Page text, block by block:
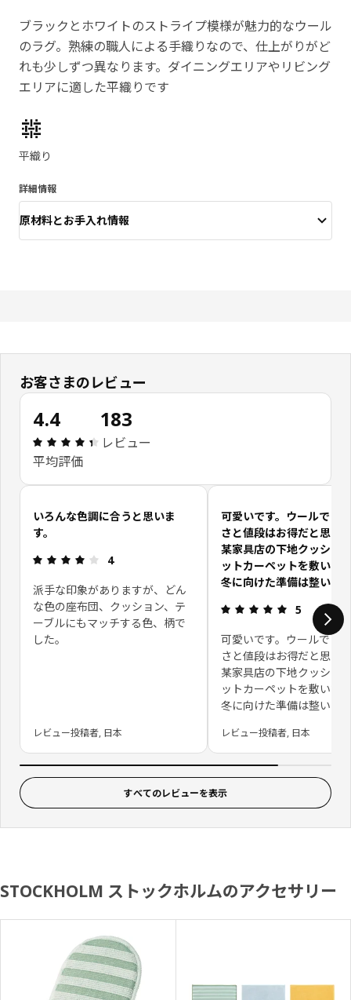
ブラックとホワイトのストライプ模様が魅力的なウール
のラグ。熟練の職人による手織りなので、仕上がりがど
れも少しずつ異なります。ダイニングエリアやリビング
エリアに適した平織りです
製品の特徴
平織り
詳細情報
原材料とお手入れ情報
お客さまのレビュー
4.4
レビュー: 4.4 5 星の数 総レビュー: 183
平均評価
183
レビュー
お客さまレビューをスキップ
いろんな色調に合うと思いま
す。
レビュー: 4 5 星の数
4
派手な印象がありますが、どん
な色の座布団、クッション、テ
ーブルにもマッチする色、柄で
した。
レビュー投稿者, 日本
可愛いです。ウールでこ
さと値段はお得だと思い
某家具店の下地クッショ
ットカーペットを敷いて
冬に向けた準備は整いま
レビュー: 5
5
可愛いです。ウールでこ
さと値段はお得だと思い
某家具店の下地クッショ
ットカーペットを敷いて
冬に向けた準備は整いま
レビュー投稿者, 日本
すべてのレビューを表示
STOCKHOLM ストックホルムのアクセサリー